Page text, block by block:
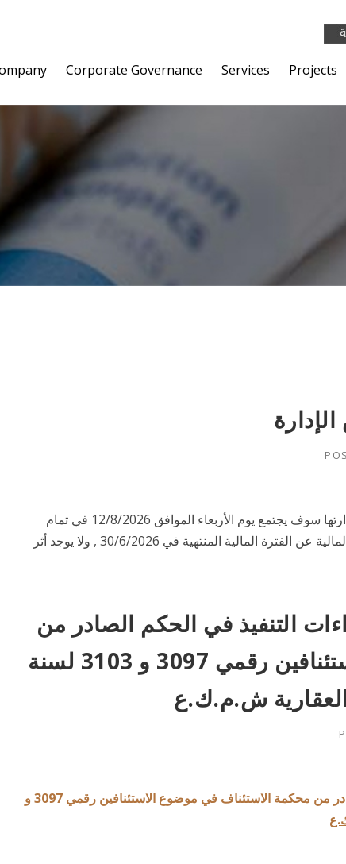
Corporate Governance Services Projects
بالإشارة إلى الموضوع أعلاه تود الشركة الإفادة بأن مجلس إدارتها سوف يجتمع يوم الأربعاء الموافق 12/8/2026 في تمام
الساعة 1:30 من بعد الظهر، وذلك لمناقشة وإعتماد البيانات المالية عن الفترة المالية المنتهية في 30/6/2026 , ولا يوجد أثر
التنفيذ في الحكم الصادر من
محكمة الاستئناف في موضوع الاستئنافين رقمي 3097 و 3103 لسنة
افصاح مكمل بشان استكمال إجراءات التنفيذ في الحكم الصادر من محكمة الاستئناف في موضوع الاستئنافين رقمي 3097 و